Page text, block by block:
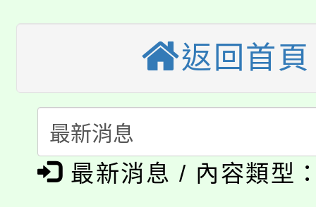
車」活動
桃園市115學年度學生
生本土語及新住民語歌
公告本校115學年度第
代理(課)教師甄選結果(
公告本校115學年度第
代理(課)教師甄選結果(
轉知中國文化大學推廣
《TA101》溝通分析基
淨零綠生活教案入校路
115年食農教育專業人
返回首頁
最新消息 / 內容類型